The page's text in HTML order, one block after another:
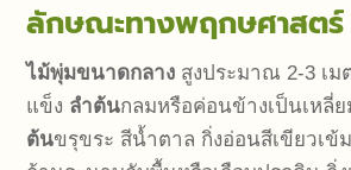
ลักษณะทางพฤกษศาสตร์
ไม้พุ่มขนาดกลาง สูงประมาณ 2-3 เม
แข็ง ลำต้นกลมหรือค่อนข้างเป็นเหลี่ย
ต้นขรุขระ สีน้ำตาล กิ่งอ่อนสีเขียวเข้